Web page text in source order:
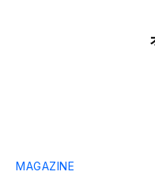
MAGAZINE